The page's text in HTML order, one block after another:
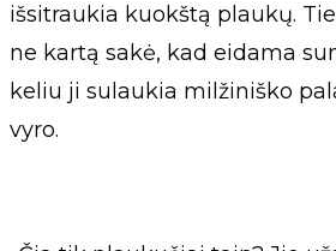
išsitraukia kuokštą plaukų.
ne kartą sakė, kad eidama
keliu ji sulaukia milžiniško
vyro.